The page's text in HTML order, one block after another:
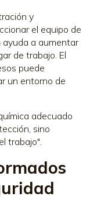
y
el equipo de
ayuda a aumentar
de trabajo. El
puede
un entorno de
adecuado
sino
trabajo".